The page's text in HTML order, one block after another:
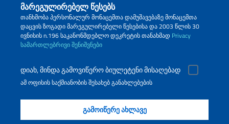
მარეგულირებელ წესებს
თანხმობა პერსონალურ მონაცემთა დამუშავებაზე მონაცემთა
დაცვის ზოგადი მარეგულირებელი წესებისა და 2003 წლის 30
ივნისის n.196 საკანონმდებლო დეკრეტის თანახმად Privacy
სამართლებრივი შენიშვნები
დიახ, მინდა გამოვიწერო ბიულეტენი მისაღებად
ამ ოფისის საქმიანობის შესახებ განახლებების